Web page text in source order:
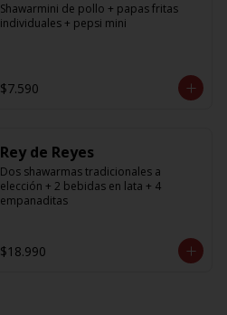
Shawarmini de pollo + papas fritas
individuales + pepsi mini
$7.590
Rey de Reyes
Dos shawarmas tradicionales a
elección + 2 bebidas en lata + 4
empanaditas
$18.990